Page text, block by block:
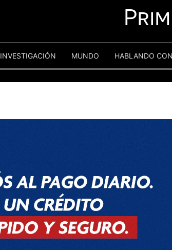
INVESTIGACIÓN MUNDO HABLANDO